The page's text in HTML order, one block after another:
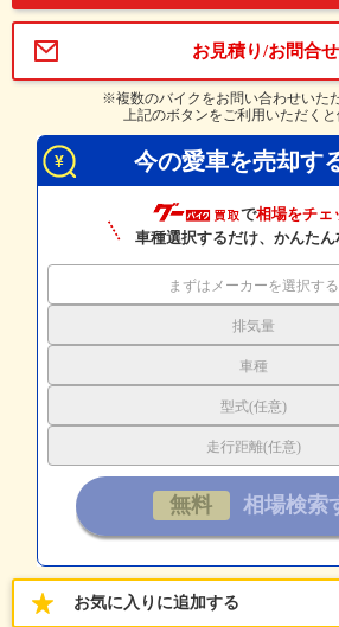
お見積り/お問合せ
※複数のバイクをお問い合わせいた
上記のボタンをご利用いただくと
今の愛車を売却す
で相場をチェ
車種選択するだけ、かんたん
まずはメーカーを選択する
排気量
車種
型式(任意)
走行距離(任意)
お気に入りに追加する